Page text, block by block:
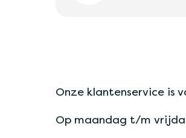
Onze klantenservice is
Op maandag t/m